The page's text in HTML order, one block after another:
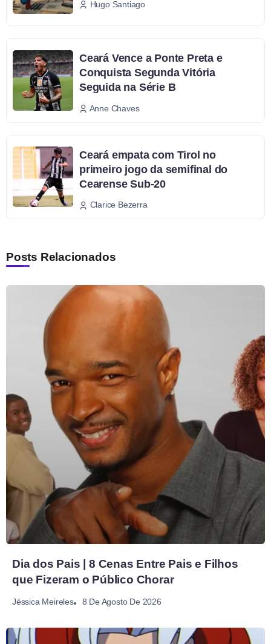
Hugo Santiago
Ceará Vence a Ponte Preta e
Conquista Segunda Vitória
Seguida na Série B
Anne Chaves
Ceará empata com Tirol no
primeiro jogo da semifinal do
Cearense Sub-20
Clarice Bezerra
Posts Relacionados
Dia dos Pais | 8 Cenas Entre Pais e Filhos
que Fizeram o Público Chorar
Jéssica Meireles 8 De Agosto De 2026